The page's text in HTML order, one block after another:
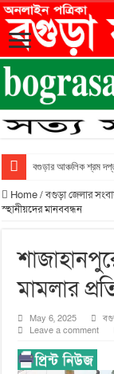
বগুড়ার আঞ্চলিক শ্রম
Home/বগুড়া জেলার
স্হানীয়দের মানববন্ধন
মামলার
May 6, 2025
Leave a comment